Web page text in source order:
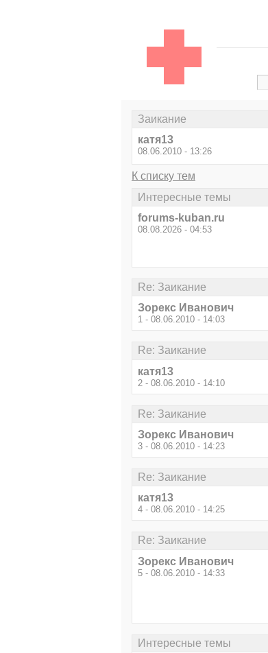
Заикание
катя13
08.06.2010 - 13:26
К списку тем
Интересные темы
forums-kuban.ru
08.08.2026 - 04:53
Re: Заикание
Зорекс Иванович
1 - 08.06.2010 - 14:03
Re: Заикание
катя13
2 - 08.06.2010 - 14:10
Re: Заикание
Зорекс Иванович
3 - 08.06.2010 - 14:23
Re: Заикание
катя13
4 - 08.06.2010 - 14:25
Re: Заикание
Зорекс Иванович
5 - 08.06.2010 - 14:33
Интересные темы